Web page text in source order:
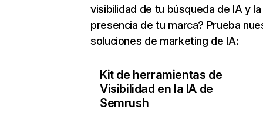
visibilidad de tu búsqueda de IA y la
presencia de tu marca? Prueba
soluciones de marketing de IA:
Kit de herramientas de
Visibilidad en la IA de
Semrush